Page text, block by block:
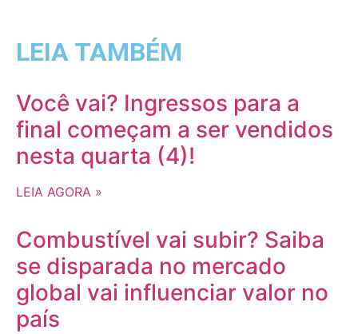
LEIA TAMBÉM
Você vai? Ingressos para a
final começam a ser vendidos
nesta quarta (4)!
LEIA AGORA »
Combustível vai subir? Saiba
se disparada no mercado
global vai influenciar valor no
país